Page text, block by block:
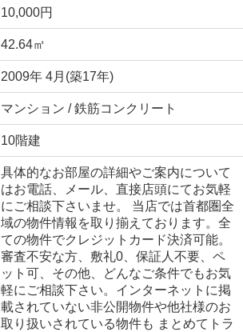
10,000円
42.64㎡
2009年 4月(築17年)
マンション / 鉄筋コンクリート
10階建
具体的なお部屋の詳細やご案内について
はお電話、メール、直接店頭にてお気軽
にご相談下さいませ。 当店では首都圏全
域の物件情報を取り揃えております。全
ての物件でクレジットカード決済可能。
審査不安な方、敷礼0、保証人不要、ペ
ット可、その他、どんなご条件でもお気
軽にご相談下さい。インターネットに掲
載されていない非公開物件や他社様のお
取り扱いされている物件も まとめてトラ